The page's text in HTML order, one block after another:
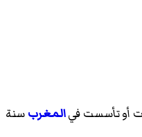
أو تأسست فيالمغربسنة